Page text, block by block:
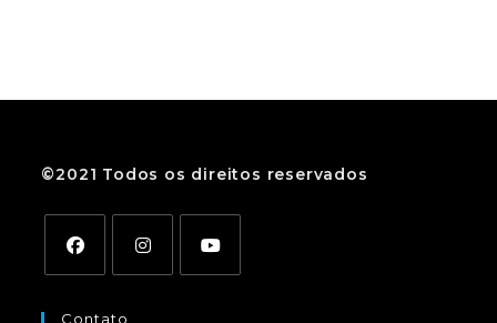
©2021 Todos os direitos reservados
Contato